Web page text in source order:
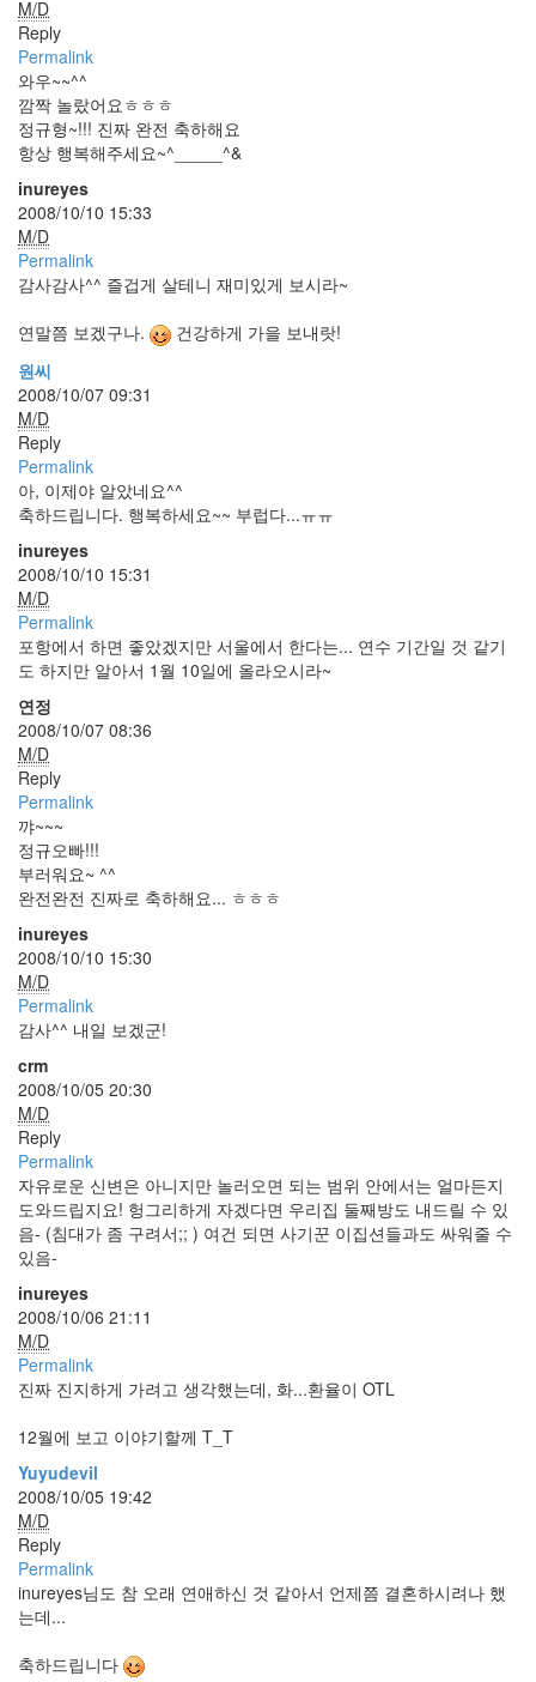
M/D
Reply
Permalink
와우~~^^
깜짝 놀랐어요ㅎㅎㅎ
정규형~!!! 진짜 완전 축하해요
항상 행복해주세요~^_____^&
inureyes
2008/10/10 15:33
M/D
Permalink
감사감사^^ 즐겁게 살테니 재미있게 보시라~
연말쯤 보겠구나.
건강하게 가을 보내랏!
원씨
2008/10/07 09:31
M/D
Reply
Permalink
아, 이제야 알았네요^^
축하드립니다. 행복하세요~~ 부럽다...ㅠㅠ
inureyes
2008/10/10 15:31
M/D
Permalink
포항에서 하면 좋았겠지만 서울에서 한다는... 연수 기간일 것 같기
도 하지만 알아서 1월 10일에 올라오시라~
연정
2008/10/07 08:36
M/D
Reply
Permalink
꺄~~~
정규오빠!!!
부러워요~ ^^
완전완전 진짜로 축하해요... ㅎㅎㅎ
inureyes
2008/10/10 15:30
M/D
Permalink
감사^^ 내일 보겠군!
crm
2008/10/05 20:30
M/D
Reply
Permalink
자유로운 신변은 아니지만 놀러오면 되는 범위 안에서는 얼마든지
도와드립지요! 헝그리하게 자겠다면 우리집 둘째방도 내드릴 수 있
음- (침대가 좀 구려서;; ) 여건 되면 사기꾼 이집션들과도 싸워줄 수
있음-
inureyes
2008/10/06 21:11
M/D
Permalink
진짜 진지하게 가려고 생각했는데, 화...환율이 OTL
12월에 보고 이야기할께 T_T
Yuyudevil
2008/10/05 19:42
M/D
Reply
Permalink
inureyes님도 참 오래 연애하신 것 같아서 언제쯤 결혼하시려나 했
는데...
축하드립니다
MBL
결
혼
식
2009
6417
다.
Notices
초
대
합
니
다
~
By
inureyes
흥
부
놀
부?!
By
inureyes
Find!